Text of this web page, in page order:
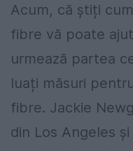
Acum, că știți
fibre vă poate
urmează partea
luați măsuri
fibre. Jackie
din Los Angeles